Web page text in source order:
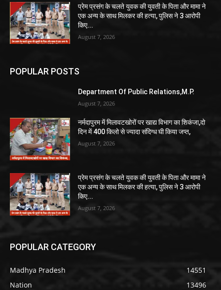
प्रेम प्रसंग के चलते युवक की युवती के पिता और मामा ने
एक अन्य के साथ मिलकर की हत्या, पुलिस ने 3 आरोपी
किए...
August 7, 2026
POPULAR POSTS
Department Of Public Relations,M.P.
August 7, 2026
नर्मदापुरम में मिलावटखोरों पर खाद्य विभाग का शिकंजा,दो
दिन में 400 किलो से ज्यादा संदिग्ध घी किया जप्त,
August 7, 2026
प्रेम प्रसंग के चलते युवक की युवती के पिता और मामा ने
एक अन्य के साथ मिलकर की हत्या, पुलिस ने 3 आरोपी
किए...
August 7, 2026
POPULAR CATEGORY
Madhya Pradesh
14551
Nation
13496